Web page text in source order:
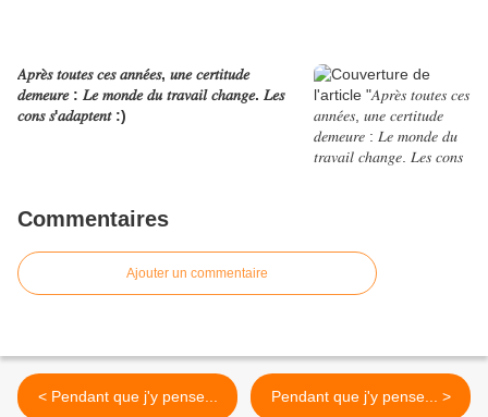
𝐴𝑝𝑟𝑒̀𝑠 𝑡𝑜𝑢𝑡𝑒𝑠 𝑐𝑒𝑠 𝑎𝑛𝑛𝑒́𝑒𝑠, 𝑢𝑛𝑒 𝑐𝑒𝑟𝑡𝑖𝑡𝑢𝑑𝑒
𝑑𝑒𝑚𝑒𝑢𝑟𝑒 : 𝐿𝑒 𝑚𝑜𝑛𝑑𝑒 𝑑𝑢 𝑡𝑟𝑎𝑣𝑎𝑖𝑙 𝑐ℎ𝑎𝑛𝑔𝑒. 𝐿𝑒𝑠
𝑐𝑜𝑛𝑠 𝑠'𝑎𝑑𝑎𝑝𝑡𝑒𝑛𝑡 :)
Commentaires
Ajouter un commentaire
< Pendant que j'y pense... Pendant que j'y pense... >